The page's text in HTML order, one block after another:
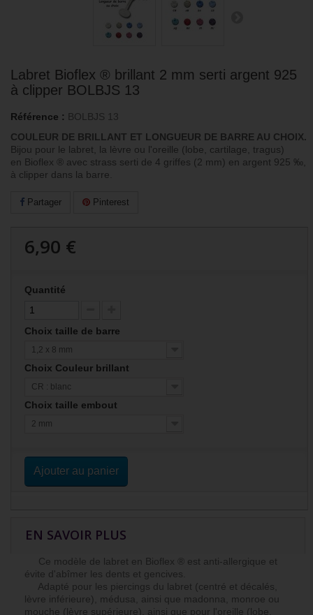
Labret Bioflex ® brillant 2 mm serti argent 925
à clipper BOLBJS 13
Référence : BOLBJS 13
COULEUR DE BRILLANT ET LONGUEUR DE BARRE AU CHOIX.
Bijou pour le labret, la lèvre ou l'oreille (lobe, cartilage, tragus)
en Bioflex ® avec strass serti de 4 griffes (2 mm) en argent 925 ‰
à clipper dans la barre.
Partager Pinterest
6,90 €
Quantité
Choix taille de barre
1,2 x 8 mm
Choix Couleur brillant
CR : blanc
Choix taille embout
2 mm
Ajouter au panier
EN SAVOIR PLUS
Ce modèle de labret en Bioflex ® est anti-allergique et
évite d'abîmer les dents et gencives.
Adapté pour les piercings du labret (centré et décalés,
lèvre inférieure), médusa, ainsi que madonna, monroe ou
mouche (lèvre supérieure), ainsi que pour l'oreille (lobe,